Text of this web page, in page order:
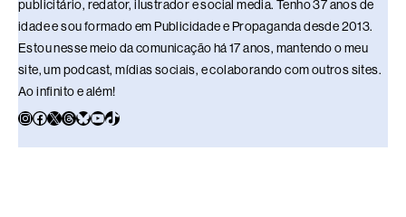
publicitário, redator, ilustrador e social media. Tenho 37 anos de
idade e sou formado em Publicidade e Propaganda desde 2013.
Estou nesse meio da comunicação há 17 anos, mantendo o meu
site, um podcast, mídias sociais, e colaborando com outros sites.
Ao infinito e além!